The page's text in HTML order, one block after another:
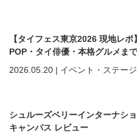
【タイフェス東京2026 現地レ
POP・タイ俳優・本格グルメま
2026.05.20 | イベント・ステージ
シュルーズベリーインターナシ
キャンパス レビュー